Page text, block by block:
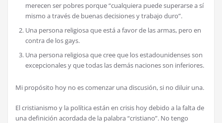
merecen ser pobres porque “cualquiera puede superarse a sí
mismo a través de buenas decisiones y trabajo duro”.
Una persona religiosa que está a favor de las armas, pero en
contra de los gays.
Una persona religiosa que cree que los estadounidenses son
excepcionales y que todas las demás naciones son inferiores.
Mi propósito hoy no es comenzar una discusión, si no diluir una.
El cristianismo y la política están en crisis hoy debido a la falta de
una definición acordada de la palabra “cristiano”. No tengo